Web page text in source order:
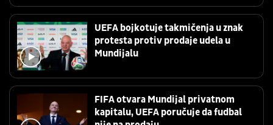
UEFA bojkotuje takmičenja u znak
protesta protiv prodaje udela u
Mundijalu
FIFA otvara Mundijal privatnom
kapitalu, UEFA poručuje da fudbal